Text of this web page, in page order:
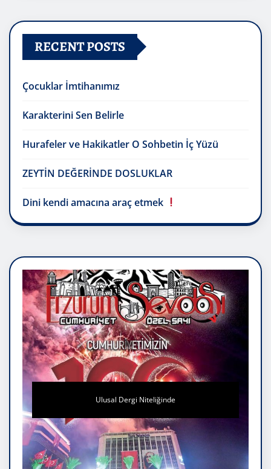
RECENT POSTS
Çocuklar İmtihanımız
Karakterini Sen Belirle
Hurafeler ve Hakikatler O Sohbetin İç Yüzü
ZEYTİN DEĞERİNDE DOSLUKLAR
Dini kendi amacına araç etmek
Ulusal Dergi Niteliğinde